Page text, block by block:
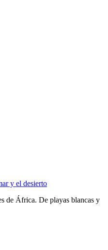
y el desierto
de África. De playas blancas y